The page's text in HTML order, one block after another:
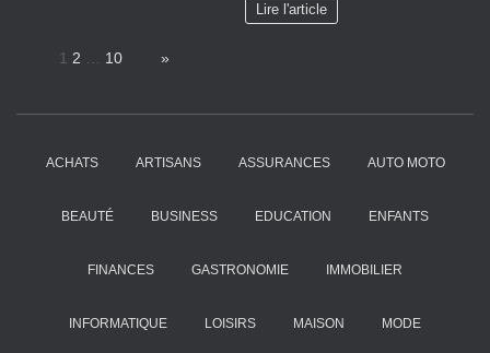
Lire l'article
1 2 … 10 »
ACHATS ARTISANS ASSURANCES AUTO MOTO
BEAUTÉ BUSINESS EDUCATION ENFANTS
FINANCES GASTRONOMIE IMMOBILIER
INFORMATIQUE LOISIRS MAISON MODE